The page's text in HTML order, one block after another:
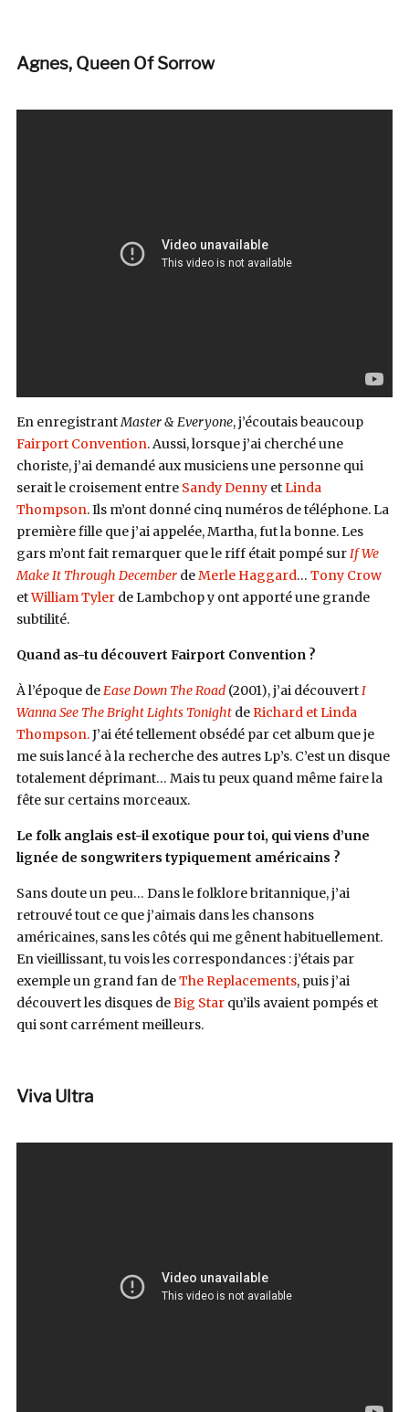
Agnes, Queen Of Sorrow
En enregistrantMaster & Everyone, j’écoutais beaucoup
Fairport Convention. Aussi, lorsque j’ai cherché une
choriste, j’ai demandé aux musiciens une personne qui
serait le croisement entre Sandy DennyetLinda
Thompson. Ils m’ont donné cinq numéros de téléphone. La
première fille que j’ai appelée, Martha, fut la bonne. Les
gars m’ont fait remarquer que le riff était pompé surIf We
Make It Through DecemberdeMerle Haggard… Tony Crow
etWilliam Tylerde Lambchop y ont apporté une grande
subtilité.
Quand as-tu découvert Fairport Convention ?
À l’époque deEase Down The Road(2001), j’ai découvertI
Wanna See The Bright Lights TonightdeRichard et Linda
Thompson.J’ai été tellement obsédé par cet album que je
me suis lancé à la recherche des autres Lp’s. C’est un disque
totalement déprimant… Mais tu peux quand même faire la
fête sur certains morceaux.
Le folk anglais est-il exotique pour toi, qui viens d’une
lignée de songwriters typiquement américains ?
Sans doute un peu… Dans le folklore britannique, j’ai
retrouvé tout ce que j’aimais dans les chansons
américaines, sans les côtés qui me gênent habituellement.
En vieillissant, tu vois les correspondances : j’étais par
exemple un grand fan deThe Replacements, puis j’ai
découvert les disques deBig Starqu’ils avaient pompés et
qui sont carrément meilleurs.
Viva Ultra